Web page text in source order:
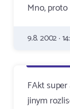
Mno,
9.8. 2002 ·
FAkt
jinym